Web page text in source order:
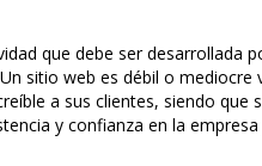
que debe ser desarrollada
sitio web es débil o mediocre
a sus clientes, siendo que
y confianza en la